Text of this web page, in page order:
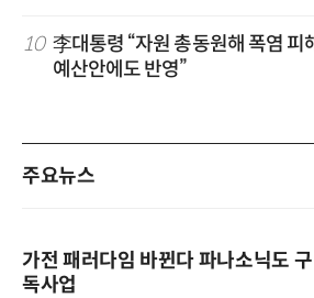
10 李대통령 “자원 총동원해 폭염
예산안에도 반영”
주요뉴스
가전 패러다임 바뀐다 파나소닉도 구
독사업